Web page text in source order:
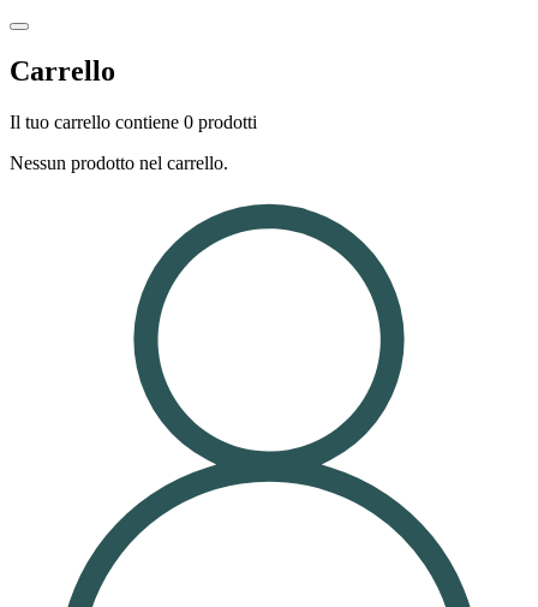
Carrello
Il tuo carrello contiene 0 prodotti
Nessun prodotto nel carrello.